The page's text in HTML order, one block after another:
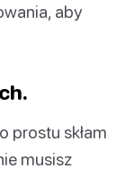
aby
prostu skłam
musisz